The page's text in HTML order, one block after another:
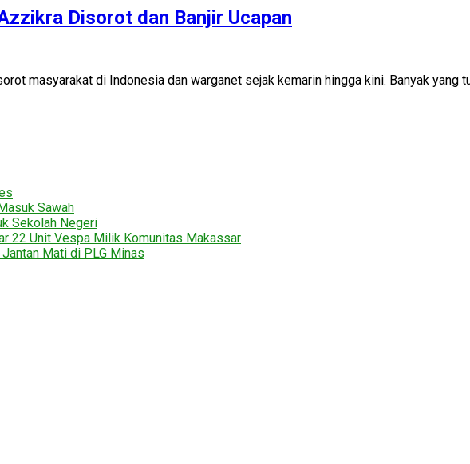
Disorot dan Banjir Ucapan
masyarakat di Indonesia dan warganet sejak kemarin hingga kini. Banyak yang
Sawah
Sekolah Negeri
22 Unit Vespa Milik Komunitas Makassar
Mati di PLG Minas